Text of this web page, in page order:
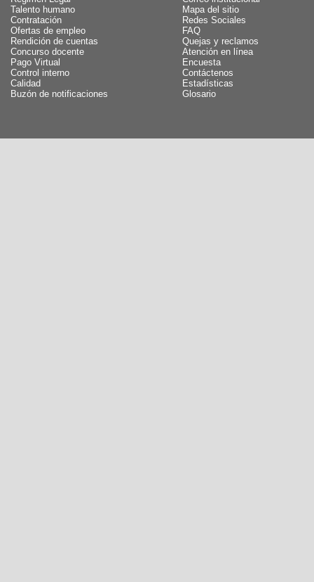
Talento humano
Contratación
Ofertas de empleo
Rendición de cuentas
Concurso docente
Pago Virtual
Control interno
Calidad
Buzón de notificaciones
Mapa del sitio
Redes Sociales
FAQ
Quejas y reclamos
Atención en línea
Encuesta
Contáctenos
Estadísticas
Glosario